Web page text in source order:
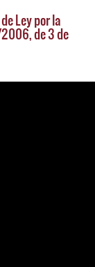
Ley por la
de 3 de